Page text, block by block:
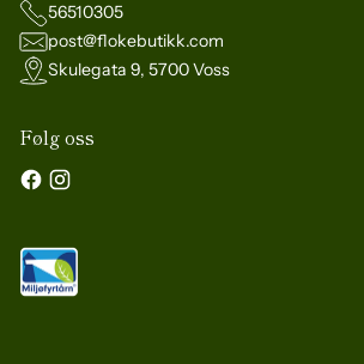
56510305
post@flokebutikk.com
Skulegata 9, 5700 Voss
Følg oss